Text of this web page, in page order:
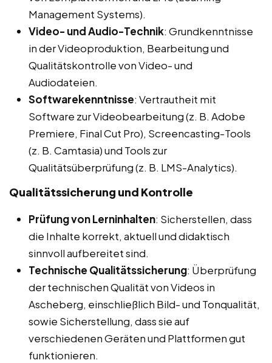
Management Systems).
Video- und Audio-Technik: Grundkenntnisse
in der Videoproduktion, Bearbeitung und
Qualitätskontrolle von Video- und
Audiodateien.
Softwarekenntnisse: Vertrautheit mit
Software zur Videobearbeitung (z. B. Adobe
Premiere, Final Cut Pro), Screencasting-Tools
(z. B. Camtasia) und Tools zur
Qualitätsüberprüfung (z. B. LMS-Analytics).
Qualitätssicherung und Kontrolle
Prüfung von Lerninhalten: Sicherstellen, dass
die Inhalte korrekt, aktuell und didaktisch
sinnvoll aufbereitet sind.
Technische Qualitätssicherung: Überprüfung
der technischen Qualität von Videos in
Ascheberg, einschließlich Bild- und Tonqualität,
sowie Sicherstellung, dass sie auf
verschiedenen Geräten und Plattformen gut
funktionieren.